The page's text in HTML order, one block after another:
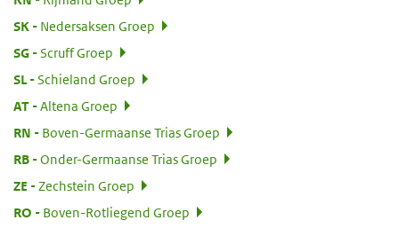
SK:
Nedersaksen Groep
SG:
Scruff Groep
SL
Schieland Groep
AT:
Altena Groep
RN
Boven-Germaanse Trias Groep
RB:
Onder-Germaanse Trias Groep
ZE
Zechstein Groep
RO
Boven-Rotliegend Groep